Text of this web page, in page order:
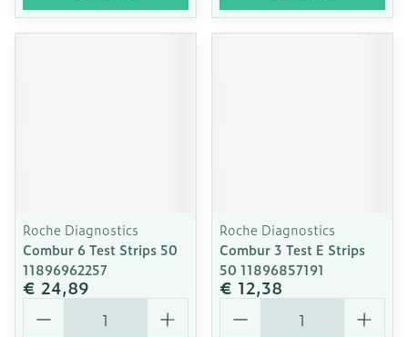
Roche Diagnostics
Combur 6 Test Strips 50
11896962257
€ 24,89
Aantal
Roche Diagnostics
Combur 3 Test E Strips
50 11896857191
€ 12,38
Aantal